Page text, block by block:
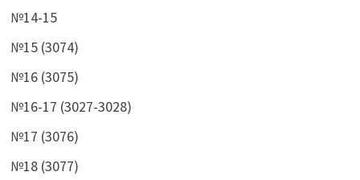
№14-15
№15 (3074)
№16 (3075)
№16-17 (3027-3028)
№17 (3076)
№18 (3077)